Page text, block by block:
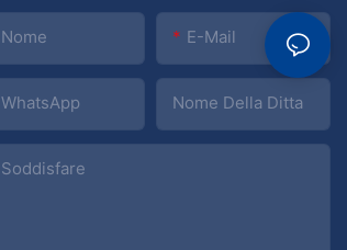
Nome E-Mail
WhatsApp Nome Della Ditta
Soddisfare